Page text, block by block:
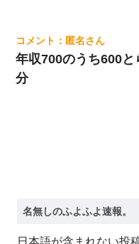
匿名
年収700のうち600
分